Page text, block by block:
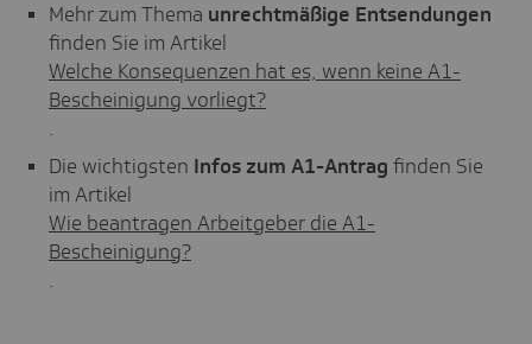
Mehr zum Thema unrechtmäßige Entsendungen
finden Sie im Artikel
Welche Konsequenzen hat es, wenn keine A1-
Bescheinigung vorliegt?
.
Die wichtigsten Infos zum A1-Antrag finden Sie
im Artikel
Wie beantragen Arbeitgeber die A1-
Bescheinigung?
.